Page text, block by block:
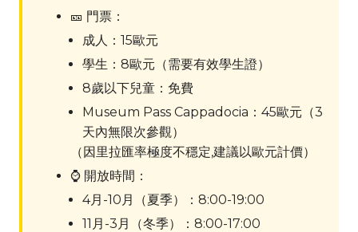
🎫 門票：
成人：15歐元
學生：8歐元（需要有效學生證）
8歲以下兒童：免費
Museum Pass Cappadocia：45歐元（3
天內無限次參觀）
（因里拉匯率極度不穩定,建議以歐元計價）
⌚ 開放時間：
4月-10月（夏季）：8:00-19:00
11月-3月（冬季）：8:00-17:00